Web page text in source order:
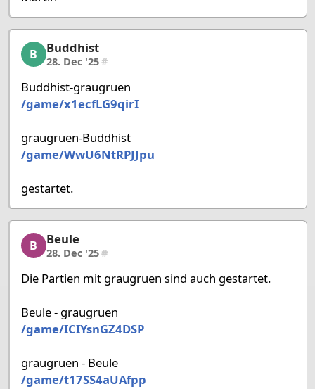
Buddhist, 35/58, 28. Dec '25
B Buddhist
28. Dec '25#
Buddhist-graugruen
/game/x1ecfLG9qirI
graugruen-Buddhist
/game/WwU6NtRPJJpu
gestartet.
Beule, 36/58, 28. Dec '25
B Beule
28. Dec '25#
Die Partien mit graugruen sind auch gestartet.
Beule - graugruen
/game/ICIYsnGZ4DSP
graugruen - Beule
/game/t17SS4aUAfpp